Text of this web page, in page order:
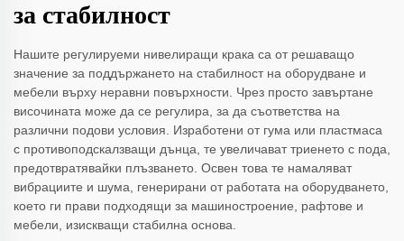
за стабилност
Нашите регулируеми нивелиращи крака са от решаващо
значение за поддържането на стабилност на оборудване и
мебели върху неравни повърхности. Чрез просто завъртане
височината може да се регулира, за да съответства на
различни подови условия. Изработени от гума или пластмаса
с противоподскалзващи дънца, те увеличават триенето с пода,
предотвратявайки плъзването. Освен това те намаляват
вибрациите и шума, генерирани от работата на оборудването,
което ги прави подходящи за машиностроение, рафтове и
мебели, изискващи стабилна основа.